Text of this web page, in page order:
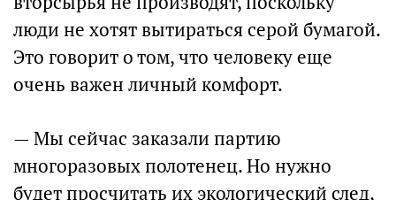
люди не хотят вытираться серой бумагой.
Это говорит о том, что человеку еще
очень важен личный комфорт.
— Мы сейчас заказали партию
многоразовых полотенец. Но нужно
будет просчитать их экологический след,